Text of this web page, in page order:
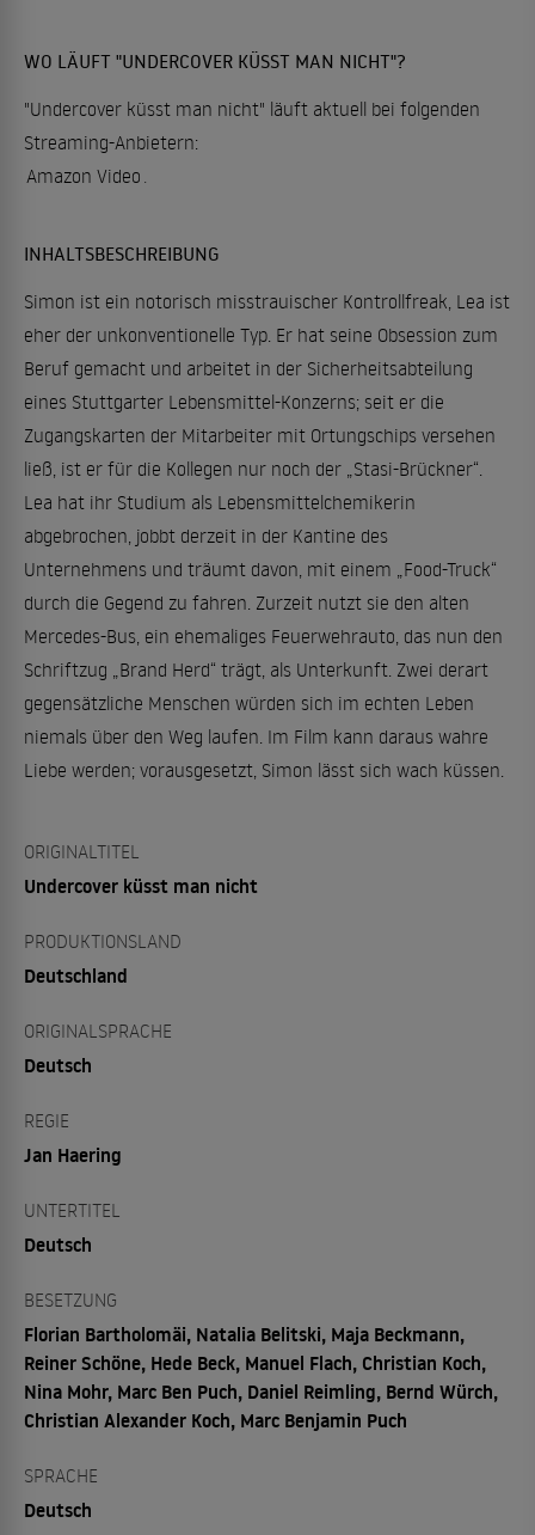
WO LÄUFT "UNDERCOVER KÜSST MAN NICHT"?
"Undercover küsst man nicht" läuft aktuell bei folgenden
Streaming-Anbietern:
Amazon Video .
INHALTSBESCHREIBUNG
Simon ist ein notorisch misstrauischer Kontrollfreak, Lea ist
eher der unkonventionelle Typ. Er hat seine Obsession zum
Beruf gemacht und arbeitet in der Sicherheitsabteilung
eines Stuttgarter Lebensmittel-Konzerns; seit er die
Zugangskarten der Mitarbeiter mit Ortungschips versehen
ließ, ist er für die Kollegen nur noch der „Stasi-Brückner“.
Lea hat ihr Studium als Lebensmittelchemikerin
abgebrochen, jobbt derzeit in der Kantine des
Unternehmens und träumt davon, mit einem „Food-Truck“
durch die Gegend zu fahren. Zurzeit nutzt sie den alten
Mercedes-Bus, ein ehemaliges Feuerwehrauto, das nun den
Schriftzug „Brand Herd“ trägt, als Unterkunft. Zwei derart
gegensätzliche Menschen würden sich im echten Leben
niemals über den Weg laufen. Im Film kann daraus wahre
Liebe werden; vorausgesetzt, Simon lässt sich wach küssen.
ORIGINALTITEL
Undercover küsst man nicht
PRODUKTIONSLAND
Deutschland
ORIGINALSPRACHE
Deutsch
REGIE
Jan Haering
UNTERTITEL
Deutsch
BESETZUNG
Florian Bartholomäi, Natalia Belitski, Maja Beckmann,
Reiner Schöne, Hede Beck, Manuel Flach, Christian Koch,
Nina Mohr, Marc Ben Puch, Daniel Reimling, Bernd Würch,
Christian Alexander Koch, Marc Benjamin Puch
SPRACHE
Deutsch